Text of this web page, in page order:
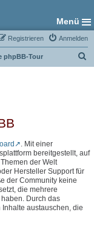
Menü
Anmelden
Registrieren
phpBB-Tour
. Mit einer
bereitgestellt, auf
der Welt
Hersteller Support für
der Community keine
die mehrere
Durch das
austauschen, die